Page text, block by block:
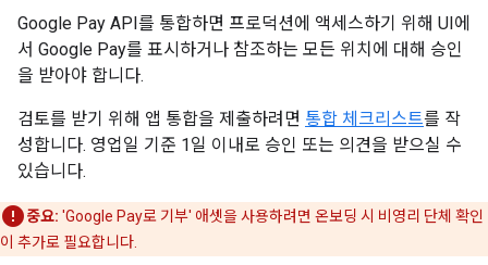
Google Pay API를 통합하면 프로덕션에 액세스하기 위해 UI에
서 Google Pay를 표시하거나 참조하는 모든 위치에 대해 승인
을 받아야 합니다.
검토를 받기 위해 앱 통합을 제출하려면 통합 체크리스트를 작
성합니다. 영업일 기준 1일 이내로 승인 또는 의견을 받으실 수
있습니다.
중요: 'Google Pay로 기부' 애셋을 사용하려면 온보딩 시 비영리 단체 확인
이 추가로 필요합니다.